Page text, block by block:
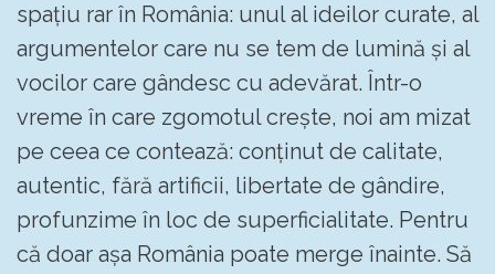
spațiu rar în România: unul al ideilor curate, al
argumentelor care nu se tem de lumină și al
vocilor care gândesc cu adevărat. Într-o
vreme în care zgomotul crește, noi am mizat
pe ceea ce contează: conținut de calitate,
autentic, fără artificii, libertate de gândire,
profunzime în loc de superficialitate. Pentru
că doar așa România poate merge înainte. Să